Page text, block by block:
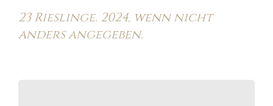
23 Rieslinge. 2024, wenn nicht
anders angegeben.